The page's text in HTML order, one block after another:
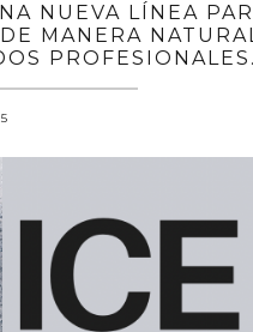
NUEVA LÍNEA
MANERA